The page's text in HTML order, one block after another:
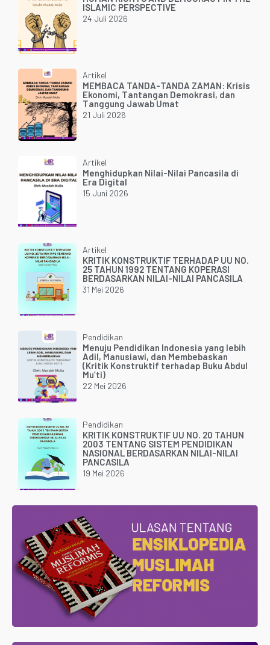
ISLAMIC PERSPECTIVE
24 Juli 2026
Artikel
MEMBACA TANDA-TANDA ZAMAN: Krisis
Ekonomi, Tantangan Demokrasi, dan
Tanggung Jawab Umat
21 Juli 2026
Artikel
Menghidupkan Nilai-Nilai Pancasila di
Era Digital
15 Juni 2026
Artikel
KRITIK KONSTRUKTIF TERHADAP UU NO.
25 TAHUN 1992 TENTANG KOPERASI
BERDASARKAN NILAI-NILAI PANCASILA
31 Mei 2026
Pendidikan
Menuju Pendidikan Indonesia yang lebih
Adil, Manusiawi, dan Membebaskan
(Kritik Konstruktif terhadap Buku Abdul
Mu’ti)
22 Mei 2026
Pendidikan
KRITIK KONSTRUKTIF UU NO. 20 TAHUN
2003 TENTANG SISTEM PENDIDIKAN
NASIONAL BERDASARKAN NILAI-NILAI
PANCASILA
19 Mei 2026